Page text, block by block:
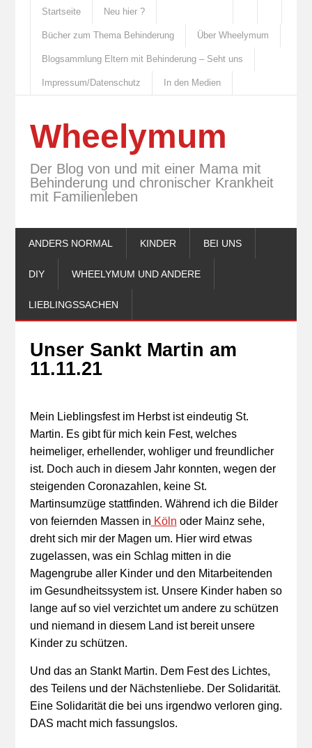
Startseite Neu hier ?
Bücher zum Thema Behinderung Über Wheelymum
Blogsammlung Eltern mit Behinderung – Seht uns
Impressum/Datenschutz In den Medien
Wheelymum
Der Blog von und mit einer Mama mit
Behinderung und chronischer Krankheit
mit Familienleben
ANDERS NORMAL KINDER BEI UNS
DIY WHEELYMUM UND ANDERE
LIEBLINGSSACHEN
Unser Sankt Martin am
11.11.21
Mein Lieblingsfest im Herbst ist eindeutig St.
Martin. Es gibt für mich kein Fest, welches
heimeliger, erhellender, wohliger und freundlicher
ist. Doch auch in diesem Jahr konnten, wegen der
steigenden Coronazahlen, keine St.
Martinsumzüge stattfinden. Während ich die Bilder
von feiernden Massen in Köln oder Mainz sehe,
dreht sich mir der Magen um. Hier wird etwas
zugelassen, was ein Schlag mitten in die
Magengrube aller Kinder und den Mitarbeitenden
im Gesundheitssystem ist. Unsere Kinder haben so
lange auf so viel verzichtet um andere zu schützen
und niemand in diesem Land ist bereit unsere
Kinder zu schützen.
Und das an Stankt Martin. Dem Fest des Lichtes,
des Teilens und der Nächstenliebe. Der Solidarität.
Eine Solidarität die bei uns irgendwo verloren ging.
DAS macht mich fassungslos.